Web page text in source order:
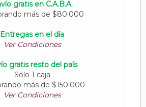
gratis en C.A.B.A.
más de $80.000
Entregas en el día
Ver Condiciones
gratis resto del país
Sólo 1 caja
más de $150.000
Ver Condiciones